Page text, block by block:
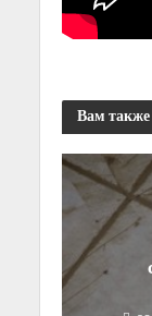
Вам также